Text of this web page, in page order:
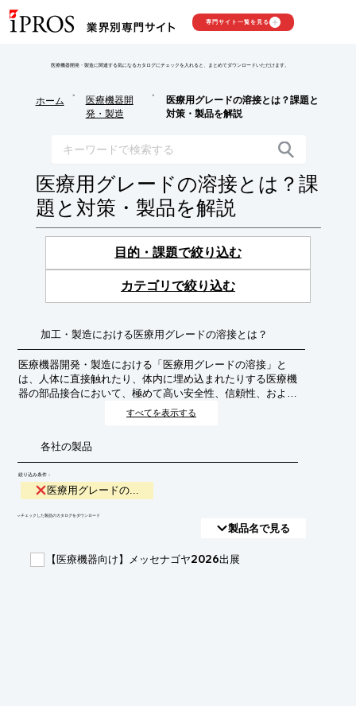
専門サイト一覧を見る
医療機器開発・製造に関連する気になるカタログにチェックを入れると、まとめてダウンロードいただけます。
ホーム
>
医療機器開
発・製造
>
医療用グレードの溶接とは？課題と
対策・製品を解説
医療用グレードの溶接とは？課
題と対策・製品を解説
目的・課題で絞り込む
カテゴリで絞り込む
加工・製造における医療用グレードの溶接とは？
医療機器開発・製造における「医療用グレードの溶接」と
は、人体に直接触れたり、体内に埋め込まれたりする医療機
器の部品接合において、極めて高い安全性、信頼性、および
清浄度を確保した特殊な溶接技術を指します。これは、生体
適合性、滅菌性、耐久性、そして微細な構造の維持といった
を画します。目的は、患者の安全を最優先し、医療機器の性
能を最大限に引き出すことです。
すべてを表示する
各社の製品
絞り込み条件：
医療用グレードの...
​▼チェックした製品のカタログをダウンロード
製品名で見る
【医療機器向け】メッセナゴヤ2026出展